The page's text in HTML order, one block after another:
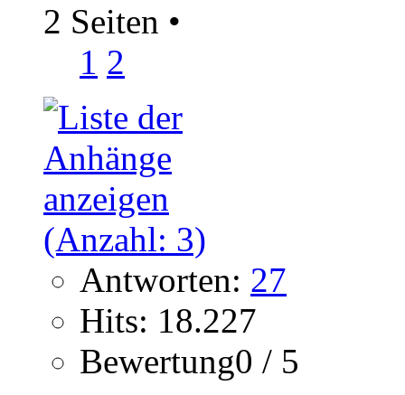
2 Seiten •
1 2
Antworten: 27
Hits: 18.227
Bewertung0 / 5